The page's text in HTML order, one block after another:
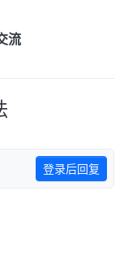
流
登录后回复